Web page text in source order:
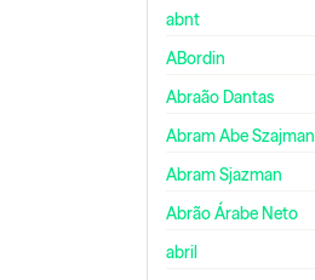
abnt
ABordin
Abraão Dantas
Abram Abe Szajman
Abram Sjazman
Abrão Árabe Neto
abril